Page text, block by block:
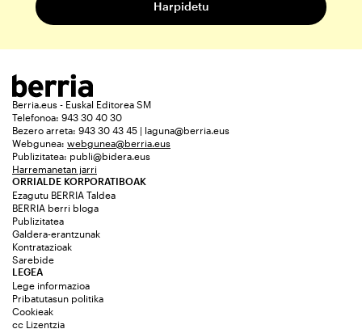
Berria.eus - Euskal Editorea SM
Telefonoa: 943 30 40 30
Bezero arreta: 943 30 43 45 | laguna@berria.eus
Webgunea: webgunea@berria.eus
Publizitatea: publi@bidera.eus
Harremanetan jarri
ORRIALDE KORPORATIBOAK
Ezagutu BERRIA Taldea
BERRIA berri bloga
Publizitatea
Galdera-erantzunak
Kontratazioak
Sarebide
LEGEA
Lege informazioa
Pribatutasun politika
Cookieak
cc Lizentzia